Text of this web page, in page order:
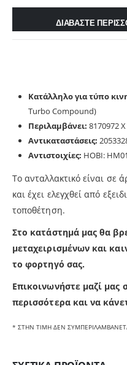
ΔΙΑΒΑΣΤΕ
Κατάλληλο για τύπο
Turbo Compound)
Περιλαμβάνει: 8170972
Αντικαταστάσεις:
Αντιστοιχίες: HOBI:
Το ανταλλακτικό είναι σε
και έχει ελεγχθεί από
τοποθέτηση.
Στο κατάστημά μας θα
μεταχειρισμένων και
το φορτηγό σας.
Επικοινωνήστε μαζί μας
περισσότερα και να
* ΣΤΗΝ ΤΙΜΗ ΔΕΝ